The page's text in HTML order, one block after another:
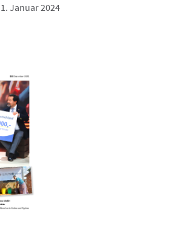
Januar 2024